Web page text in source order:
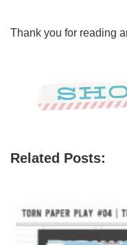
Thank you for reading
Related Posts: